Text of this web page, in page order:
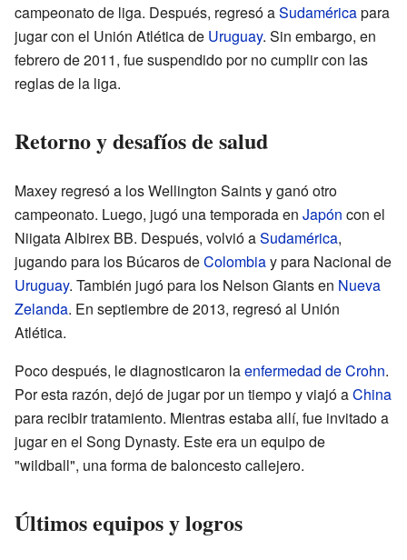
campeonato de liga. Después, regresó aSudaméricapara
jugar con el Unión Atlética de Uruguay. Sin embargo, en
febrero de 2011, fue suspendido por no cumplir con las
reglas de la liga.
Retorno y desafíos de salud
Maxey regresó a los Wellington Saints y ganó otro
campeonato. Luego, jugó una temporada en Japón con el
Niigata Albirex BB. Después, volvió aSudamérica,
jugando para los Búcaros deColombiay para Nacional de
Uruguay. También jugó para los Nelson Giants en Nueva
Zelanda. En septiembre de 2013, regresó al Unión
Atlética.
Poco después, le diagnosticaron laenfermedad de Crohn.
Por esta razón, dejó de jugar por un tiempo y viajó aChina
para recibir tratamiento. Mientras estaba allí, fue invitado a
jugar en el Song Dynasty. Este era un equipo de
"wildball", una forma de baloncesto callejero.
Últimos equipos y logros